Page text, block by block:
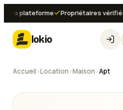
la plateforme Propriétaires vérifiés
lokio
Accueil ›Location ›Maison ›Apt